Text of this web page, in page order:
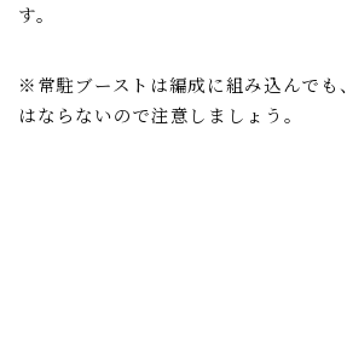
す。
※常駐ブーストは編成に組み込んでも
はならないので注意しましょう。